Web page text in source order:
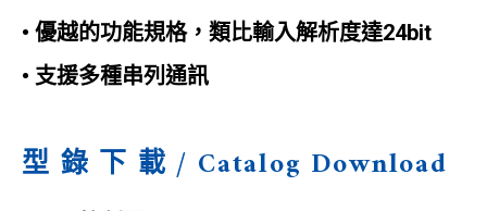
• 優越的功能規格，類比輸入解析度達24bit
• 支援多種串列通訊
型 錄 下 載 / Catalog Download